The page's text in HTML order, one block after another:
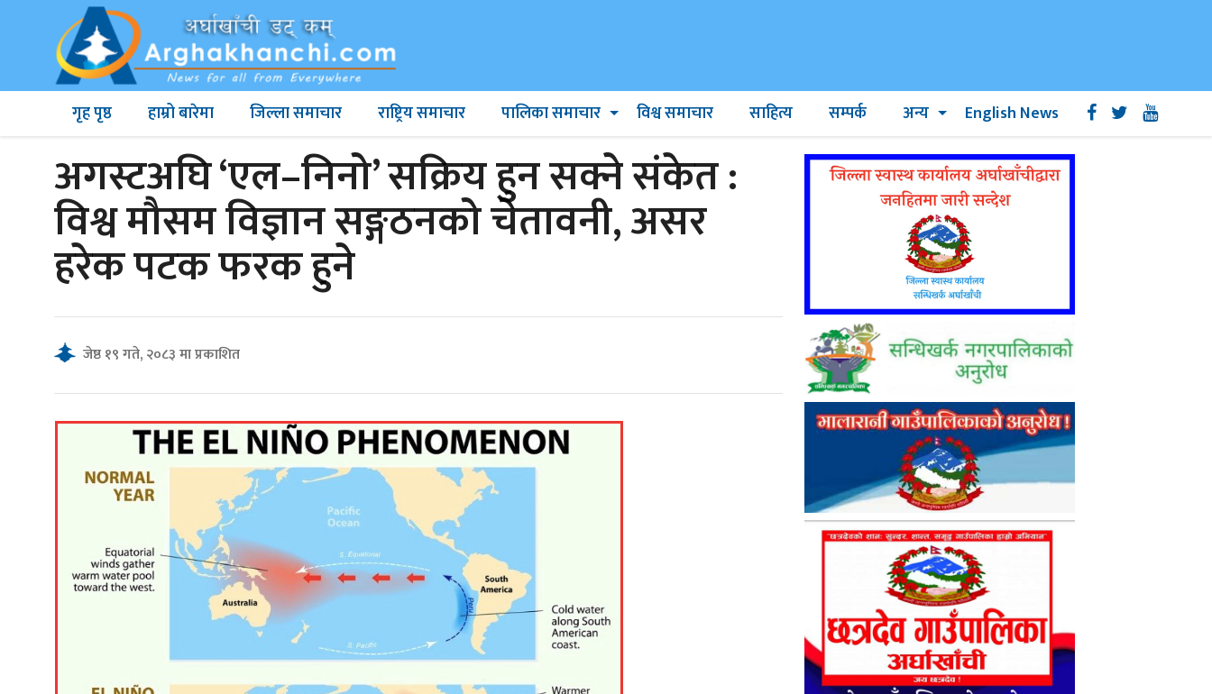
गृह पृष्ठ हाम्रो बारेमा जिल्ला समाचार राष्ट्रिय समाचार पालिका समाचार विश्व समाचार साहित्य सम्पर्क अन्य English News
अगस्टअघि ‘एल–निनो’ सक्रिय हुन सक्ने संकेत :
विश्व मौसम विज्ञान सङ्गठनको चेतावनी, असर
हरेक पटक फरक हुने
जेष्ठ १९ गते, २०८३ मा प्रकाशित